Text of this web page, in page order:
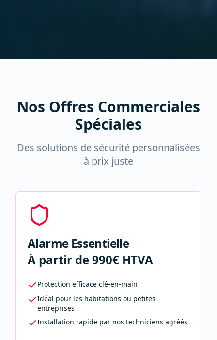
Nos Offres Commerciales
Spéciales
Des solutions de sécurité personnalisées
à prix juste
Alarme Essentielle
À partir de 990€ HTVA
Protection efficace clé-en-main
Idéal pour les habitations ou petites
entreprises
Installation rapide par nos techniciens agréés